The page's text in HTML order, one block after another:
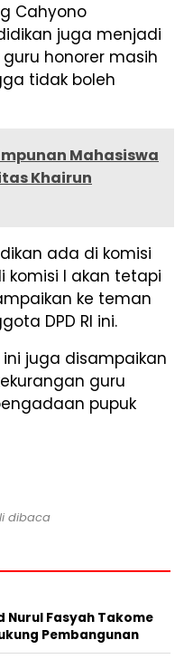
Cahyono
juga menjadi
honorer masih
tidak boleh
Mahasiswa
Khairun
ada di komisi
komisi I akan tetapi
ke teman
DPD RI ini.
juga disampaikan
guru
pupuk
dibaca
Nurul Fasyah Takome
Pembangunan